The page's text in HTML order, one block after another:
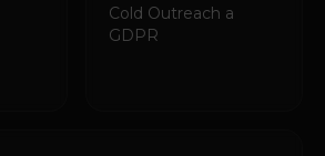
Cold Outreach a
GDPR